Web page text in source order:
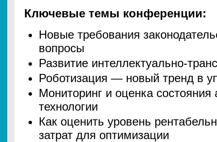
Ключевые темы конференции:
Новые требования
вопросы
Развитие интеллектуально-
Роботизация — новый тренд в
Мониторинг и оценка
технологии
Как оценить уровень
затрат для оптимизации